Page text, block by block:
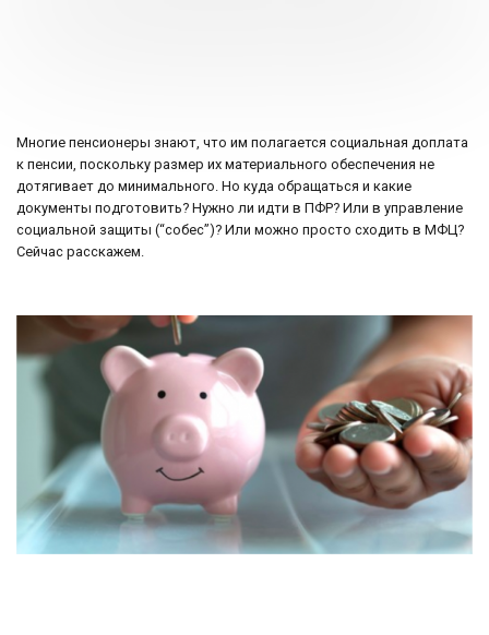
Многие пенсионеры знают, что им полагается социальная доплата
к пенсии, поскольку размер их материального обеспечения не
дотягивает до минимального. Но куда обращаться и какие
документы подготовить? Нужно ли идти в ПФР? Или в управление
социальной защиты (“собес”)? Или можно просто сходить в МФЦ?
Сейчас расскажем.